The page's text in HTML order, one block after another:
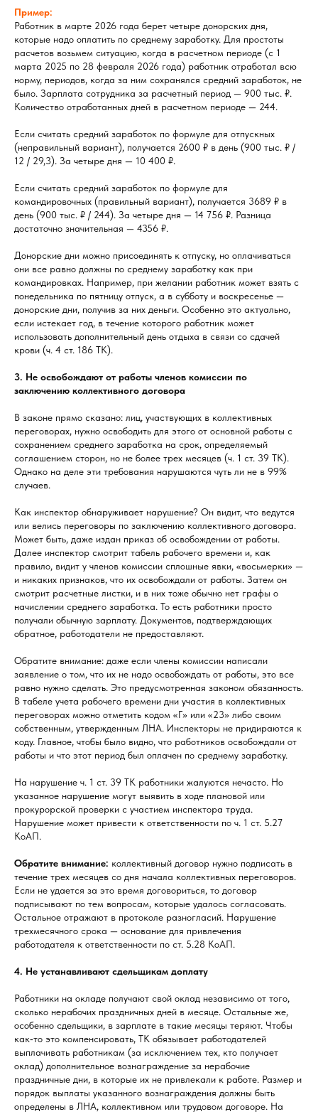
Пример:
Работник в марте 2026 года берет четыре донорских дня,
которые надо оплатить по среднему заработку. Для простоты
расчетов возьмем ситуацию, когда в расчетном периоде (с 1
марта 2025 по 28 февраля 2026 года) работник отработал всю
норму, периодов, когда за ним сохранялся средний заработок, не
было. Зарплата сотрудника за расчетный период — 900 тыс. ₽.
Количество отработанных дней в расчетном периоде — 244.
Если считать средний заработок по формуле для отпускных
(неправильный вариант), получается 2600 ₽ в день (900 тыс. ₽ /
12 / 29,3). За четыре дня — 10 400 ₽.
Если считать средний заработок по формуле для
командировочных (правильный вариант), получается 3689 ₽ в
день (900 тыс. ₽ / 244). За четыре дня — 14 756 ₽. Разница
достаточно значительная — 4356 ₽.
Донорские дни можно присоединять к отпуску, но оплачиваться
они все равно должны по среднему заработку как при
командировках. Например, при желании работник может взять с
понедельника по пятницу отпуск, а в субботу и воскресенье —
донорские дни, получив за них деньги. Особенно это актуально,
если истекает год, в течение которого работник может
использовать дополнительный день отдыха в связи со сдачей
крови (ч. 4 ст. 186 ТК).
3. Не освобождают от работы членов комиссии по
заключению коллективного договора
В законе прямо сказано: лиц, участвующих в коллективных
переговорах, нужно освободить для этого от основной работы с
сохранением среднего заработка на срок, определяемый
соглашением сторон, но не более трех месяцев (ч. 1 ст. 39 ТК).
Однако на деле эти требования нарушаются чуть ли не в 99%
случаев.
Как инспектор обнаруживает нарушение? Он видит, что ведутся
или велись переговоры по заключению коллективного договора.
Может быть, даже издан приказ об освобождении от работы.
Далее инспектор смотрит табель рабочего времени и, как
правило, видит у членов комиссии сплошные явки, «восьмерки» —
и никаких признаков, что их освобождали от работы. Затем он
смотрит расчетные листки, и в них тоже обычно нет графы о
начислении среднего заработка. То есть работники просто
получали обычную зарплату. Документов, подтверждающих
обратное, работодатели не предоставляют.
Обратите внимание: даже если члены комиссии написали
заявление о том, что их не надо освобождать от работы, это все
равно нужно сделать. Это предусмотренная законом обязанность.
В табеле учета рабочего времени дни участия в коллективных
переговорах можно отметить кодом «Г» или «23» либо своим
собственным, утвержденным ЛНА. Инспекторы не придираются к
коду. Главное, чтобы было видно, что работников освобождали от
работы и что этот период был оплачен по среднему заработку.
На нарушение ч. 1 ст. 39 ТК работники жалуются нечасто. Но
указанное нарушение могут выявить в ходе плановой или
прокурорской проверки с участием инспектора труда.
Нарушение может привести к ответственности по ч. 1 ст. 5.27
КоАП.
Обратите внимание: коллективный договор нужно подписать в
течение трех месяцев со дня начала коллективных переговоров.
Если не удается за это время договориться, то договор
подписывают по тем вопросам, которые удалось согласовать.
Остальное отражают в протоколе разногласий. Нарушение
трехмесячного срока — основание для привлечения
работодателя к ответственности по ст. 5.28 КоАП.
4. Не устанавливают сдельщикам доплату
Работники на окладе получают свой оклад независимо от того,
сколько нерабочих праздничных дней в месяце. Остальные же,
особенно сдельщики, в зарплате в такие месяцы теряют. Чтобы
как‑то это компенсировать, ТК обязывает работодателей
выплачивать работникам (за исключением тех, кто получает
оклад) дополнительное вознаграждение за нерабочие
праздничные дни, в которые их не привлекали к работе. Размер и
порядок выплаты указанного вознаграждения должны быть
определены в ЛНА, коллективном или трудовом договоре. На